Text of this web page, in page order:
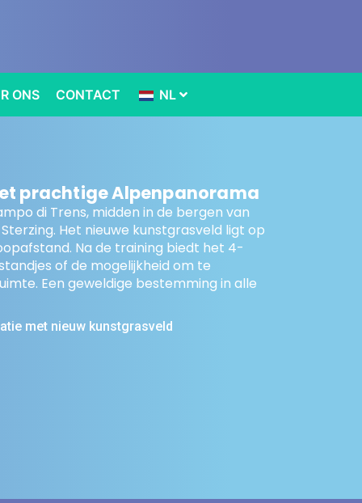
ONS CONTACT NL
prachtige Alpenpanorama
di Trens, midden in de bergen van
Het nieuwe kunstgrasveld ligt op
Na de training biedt het 4-
of de mogelijkheid om te
Een geweldige bestemming in alle
met nieuw kunstgrasveld